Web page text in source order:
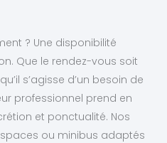
? Une disponibilité
Que le rendez-vous soit
s’agisse d’un besoin de
professionnel prend en
et ponctualité. Nos
ou minibus adaptés